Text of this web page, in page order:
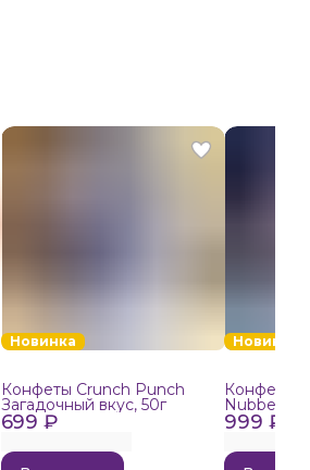
Новинка
699 ₽
Конфеты Crunch Punch
Загадочный вкус, 50г
Новинка
999 ₽
Конфеты
Nubbee